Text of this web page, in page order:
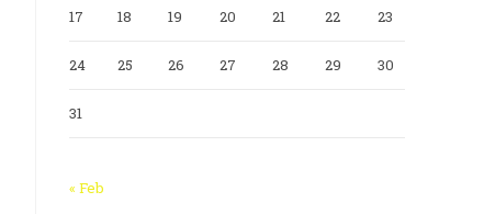
17 18 19 20 21 22 23
24 25 26 27 28 29 30
31
« Feb